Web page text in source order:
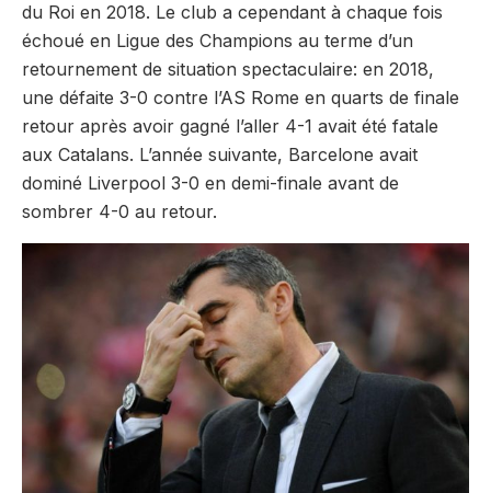
du Roi en 2018. Le club a cependant à chaque fois
échoué en Ligue des Champions au terme d’un
retournement de situation spectaculaire: en 2018,
une défaite 3-0 contre l’AS Rome en quarts de finale
retour après avoir gagné l’aller 4-1 avait été fatale
aux Catalans. L’année suivante, Barcelone avait
dominé Liverpool 3-0 en demi-finale avant de
sombrer 4-0 au retour.